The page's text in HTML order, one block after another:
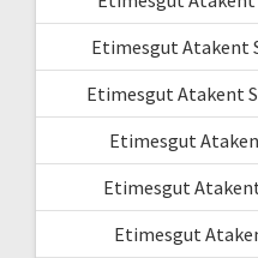
Etimesgut Atakent
Etimesgut Atakent
Etimesgut
Etimesgut
Etimesgut